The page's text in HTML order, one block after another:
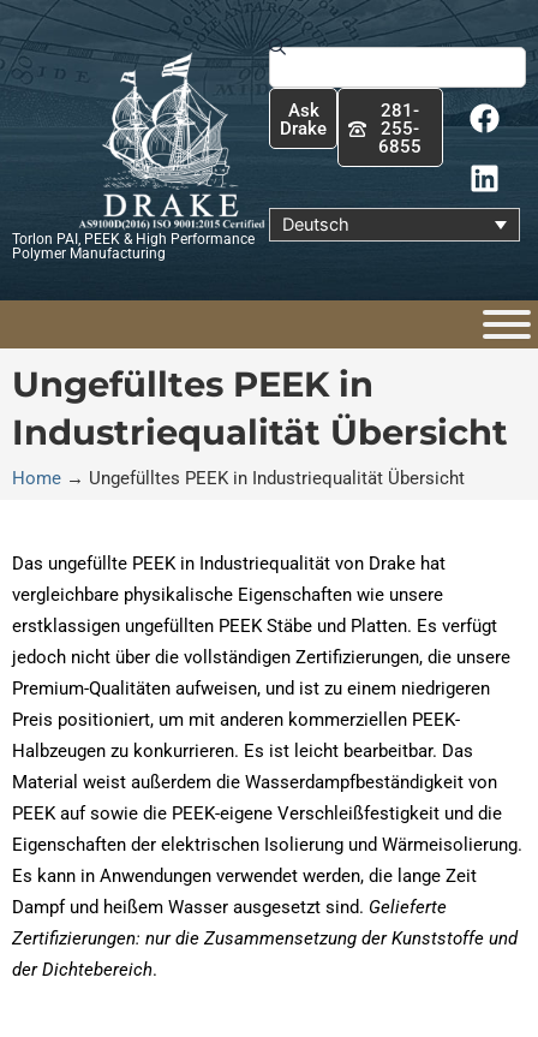
Zum
Inhalt
springen
Torlon PAI, PEEK & High Performance
Polymer Manufacturing
Suche
Ask
Drake
281-
255-
6855
F
a
c
e
b
o
k
L
i
n
k
e
d
n
Deutsch
Ungefülltes PEEK in
Industriequalität Übersicht
Home → Ungefülltes PEEK in Industriequalität Übersicht
Das ungefüllte PEEK in Industriequalität von Drake hat
vergleichbare physikalische Eigenschaften wie unsere
erstklassigen ungefüllten PEEK Stäbe und Platten. Es verfügt
jedoch nicht über die vollständigen Zertifizierungen, die unsere
Premium-Qualitäten aufweisen, und ist zu einem niedrigeren
Preis positioniert, um mit anderen kommerziellen PEEK-
Halbzeugen zu konkurrieren. Es ist leicht bearbeitbar. Das
Material weist außerdem die Wasserdampfbeständigkeit von
PEEK auf sowie die PEEK-eigene Verschleißfestigkeit und die
Eigenschaften der elektrischen Isolierung und Wärmeisolierung.
Es kann in Anwendungen verwendet werden, die lange Zeit
Dampf und heißem Wasser ausgesetzt sind. Gelieferte
Zertifizierungen: nur die Zusammensetzung der Kunststoffe und
der Dichtebereich.